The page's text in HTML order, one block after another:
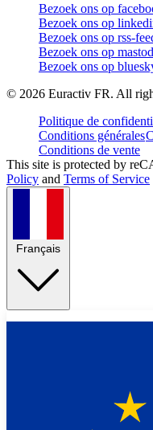
Bezoek ons op
Bezoek ons op
Bezoek ons op rss-
Bezoek ons op
Bezoek ons op
© 2026 Euractiv FR. All
Politique de
Conditions générales
Conditions de vente
This site is protected by
Policy and Terms of Service
Français